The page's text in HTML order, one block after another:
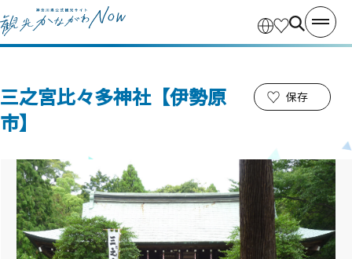
三之宮比々多神社【伊勢原
市】
保存